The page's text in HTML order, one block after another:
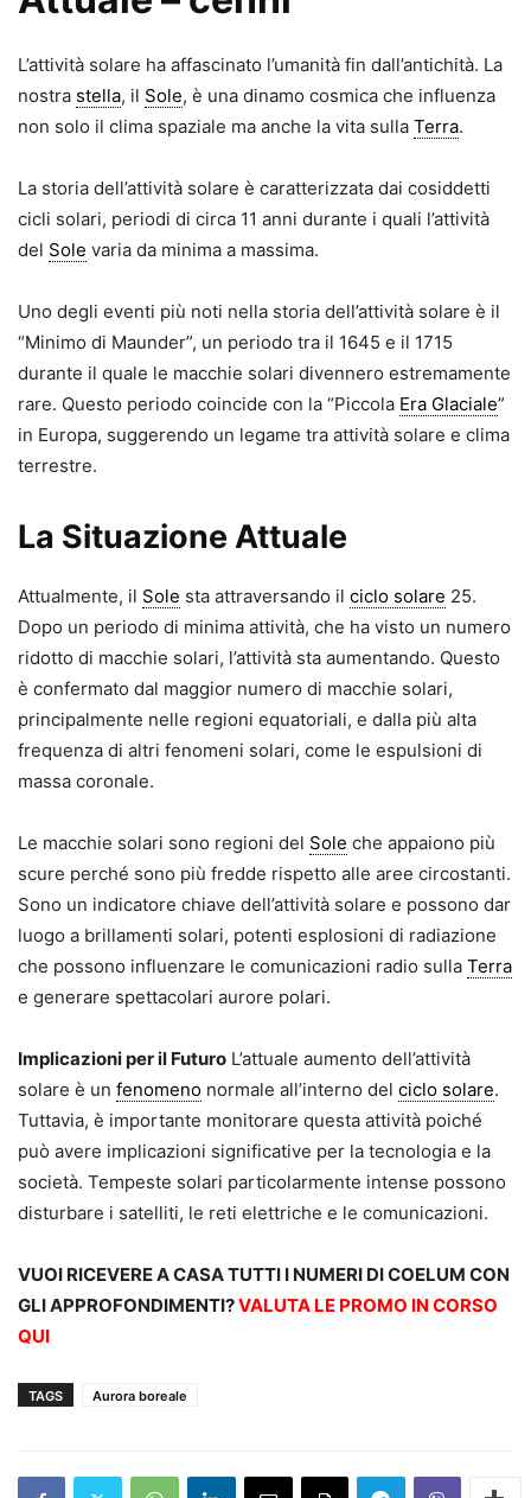
L’attività solare ha affascinato l’umanità fin dall’antichità. La
nostra stella, il Sole, è una dinamo cosmica che influenza
non solo il clima spaziale ma anche la vita sulla Terra.
La storia dell’attività solare è caratterizzata dai cosiddetti
cicli solari, periodi di circa 11 anni durante i quali l’attività
del Sole varia da minima a massima.
Uno degli eventi più noti nella storia dell’attività solare è il
“Minimo di Maunder”, un periodo tra il 1645 e il 1715
durante il quale le macchie solari divennero estremamente
rare. Questo periodo coincide con la “Piccola Era Glaciale”
in Europa, suggerendo un legame tra attività solare e clima
terrestre.
La Situazione Attuale
Attualmente, il Sole sta attraversando il ciclo solare 25.
Dopo un periodo di minima attività, che ha visto un numero
ridotto di macchie solari, l’attività sta aumentando. Questo
è confermato dal maggior numero di macchie solari,
principalmente nelle regioni equatoriali, e dalla più alta
frequenza di altri fenomeni solari, come le espulsioni di
massa coronale.
Le macchie solari sono regioni del Sole che appaiono più
scure perché sono più fredde rispetto alle aree circostanti.
Sono un indicatore chiave dell’attività solare e possono dar
luogo a brillamenti solari, potenti esplosioni di radiazione
che possono influenzare le comunicazioni radio sulla Terra
e generare spettacolari aurore polari.
Implicazioni per il Futuro L’attuale aumento dell’attività
solare è un fenomeno normale all’interno del ciclo solare.
Tuttavia, è importante monitorare questa attività poiché
può avere implicazioni significative per la tecnologia e la
società. Tempeste solari particolarmente intense possono
disturbare i satelliti, le reti elettriche e le comunicazioni.
VUOI RICEVERE A CASA TUTTI I NUMERI DI COELUM CON
GLI APPROFONDIMENTI?VALUTA LE PROMO IN CORSO
QUI
TAGS Aurora boreale